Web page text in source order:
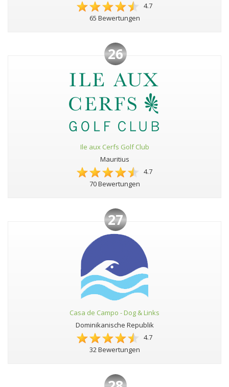
4.7
65 Bewertungen
26
Ile aux Cerfs Golf Club
Mauritius
4.7
70 Bewertungen
27
Casa de Campo - Dog & Links
Dominikanische Republik
4.7
32 Bewertungen